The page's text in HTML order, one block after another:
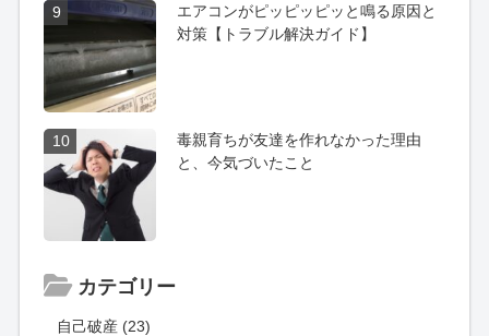
9
エアコンがピッピッピッと鳴る原因と
対策【トラブル解決ガイド】
10
毒親育ちが友達を作れなかった理由
と、今気づいたこと
カテゴリー
自己破産 (23)